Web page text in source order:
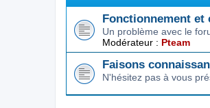
Fonctionnement et
Un problème avec le
Modérateur : Pteam
Faisons
N'hésitez pas à vous